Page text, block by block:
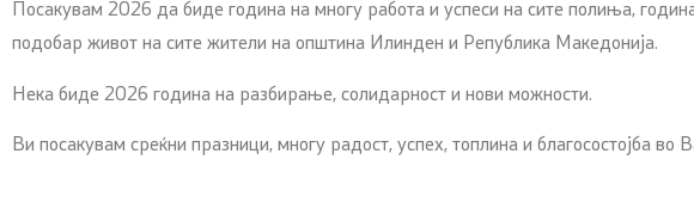
Посакувам 2026 да биде година на многу работа и успеси на сите полиња,
подобар живот на сите жители на општина Илинден и Република Македонија.
Нека биде 2026 година на разбирање, солидарност и нови можности.
Ви посакувам среќни празници, многу радост, успех, топлина и благосостојба во